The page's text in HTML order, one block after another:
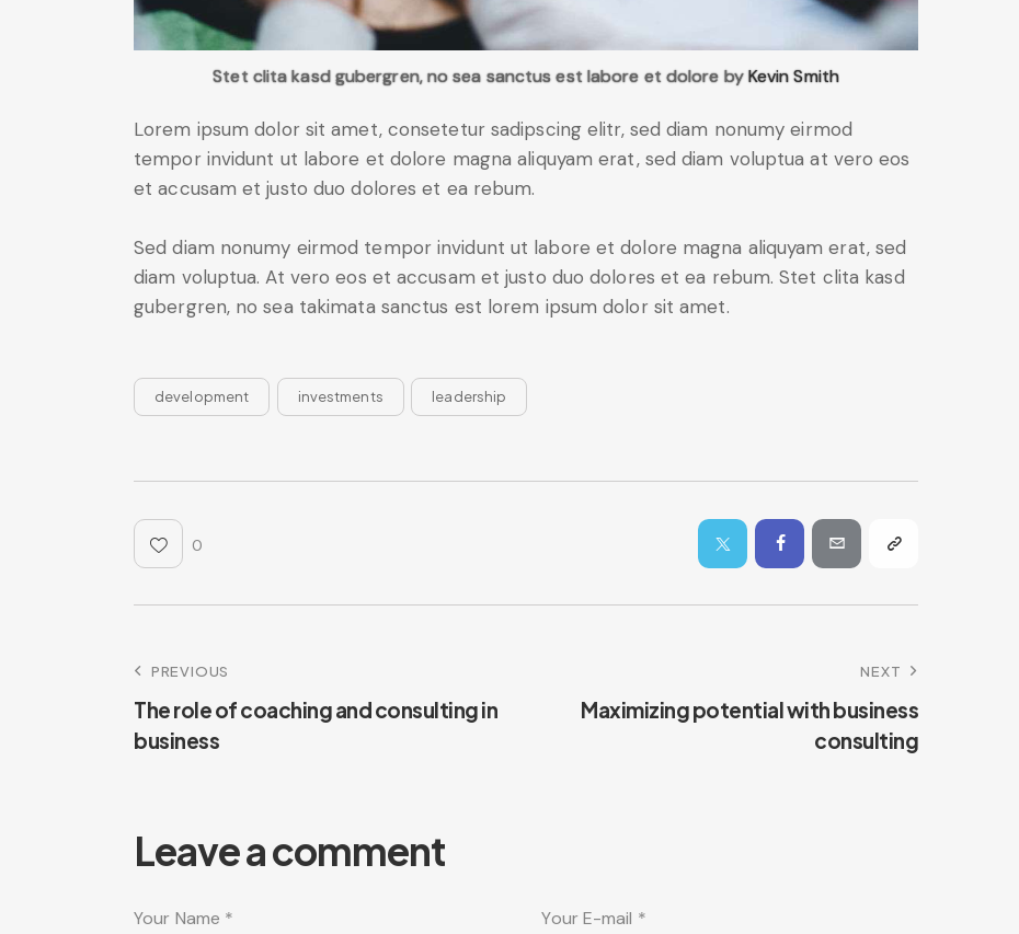
Stet clita kasd gubergren, no sea sanctus est labore et dolore byKevin Smith
Lorem ipsum dolor sit amet, consetetur sadipscing elitr, sed diam nonumy eirmod
tempor invidunt ut labore et dolore magna aliquyam erat, sed diam voluptua at vero eos
et accusam et justo duo dolores et ea rebum.
Sed diam nonumy eirmod tempor invidunt ut labore et dolore magna aliquyam erat, sed
diam voluptua. At vero eos et accusam et justo duo dolores et ea rebum. Stet clita kasd
gubergren, no sea takimata sanctus est lorem ipsum dolor sit amet.
development investments leadership
0
PREVIOUS
The role of coaching and consulting in
business
NEXT
Maximizing potential with business
consulting
Leave a comment